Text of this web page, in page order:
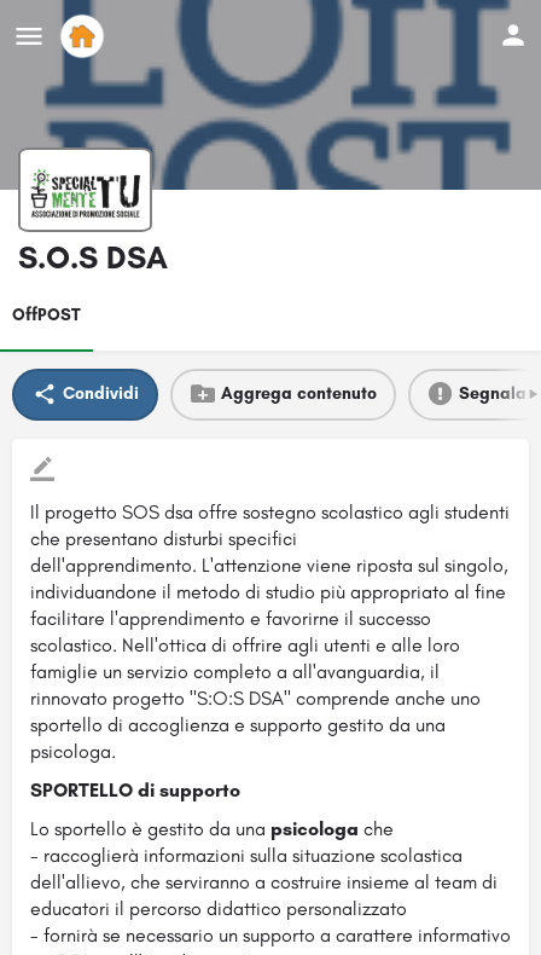
S.O.S DSA
OffPOST
Condividi Aggrega contenuto Segnala
Il progetto SOS dsa offre sostegno scolastico agli studenti
che presentano disturbi specifici
dell'apprendimento. L'attenzione viene riposta sul singolo,
individuandone il metodo di studio più appropriato al fine
facilitare l'apprendimento e favorirne il successo
scolastico. Nell'ottica di offrire agli utenti e alle loro
famiglie un servizio completo a all'avanguardia, il
rinnovato progetto "S:O:S DSA" comprende anche uno
sportello di accoglienza e supporto gestito da una
psicologa.
SPORTELLO di supporto
Lo sportello è gestito da una psicologa che
- raccoglierà informazioni sulla situazione scolastica
dell'allievo, che serviranno a costruire insieme al team di
educatori il percorso didattico personalizzato
- fornirà se necessario un supporto a carattere informativo